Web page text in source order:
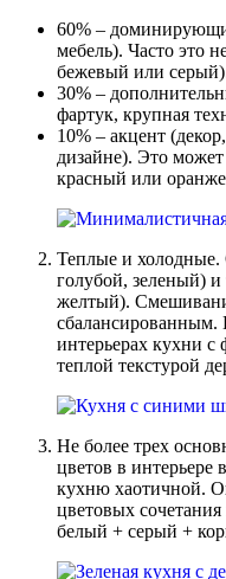
60% –
мебель). Часто это
бежевый или
30% –
фартук, крупная
10% – акцент
дизайне). Это
красный или
Теплые и холодные.
голубой, зеленый)
желтый).
сбалансированным.
интерьерах кухни с
теплой текстурой
Не более трех
цветов в интерьере
кухню хаотичной.
цветовых
белый + серый +